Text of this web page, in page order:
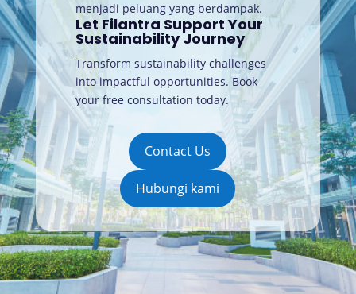
menjadi peluang yang berdampak.
Let Filantra Support Your
Sustainability Journey
Transform sustainability challenges
into impactful opportunities. Book
your free consultation today.
Contact Us
Hubungi kami